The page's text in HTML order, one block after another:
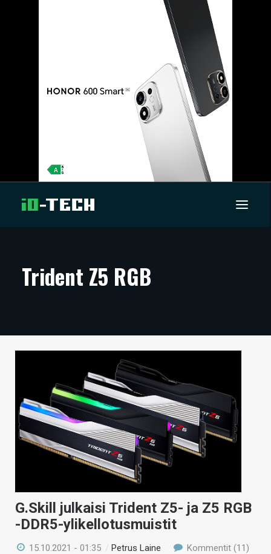
ARTIKKELIT
TECHBBS
KAUPPA
VAIHDA TEEMA
HAKU
Trident Z5 RGB
G.Skill julkaisi Trident Z5- ja Z5 RGB
-DDR5-ylikellotusmuistit
15.10.2021 - 01:35 /Petrus Laine Kommentit (11)